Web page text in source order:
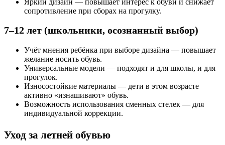
сопротивление при сборах на прогулку.
7–12 лет (школьники, осознанный выбор)
Учёт мнения ребёнка при выборе дизайна — повышает
желание носить обувь.
Универсальные модели — подходят и для школы, и для
прогулок.
Износостойкие материалы — дети в этом возрасте
активно «изнашивают» обувь.
Возможность использования сменных стелек — для
индивидуальной коррекции.
Уход за летней обувью